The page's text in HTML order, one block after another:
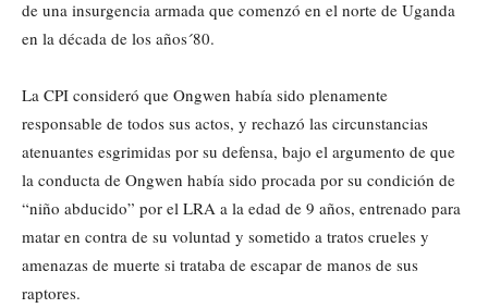
de una insurgencia armada que comenzó en el norte de Uganda
en la década de los años´80.
La CPI consideró que Ongwen había sido plenamente
responsable de todos sus actos, y rechazó las circunstancias
atenuantes esgrimidas por su defensa, bajo el argumento de que
la conducta de Ongwen había sido procada por su condición de
“niño abducido” por el LRA a la edad de 9 años, entrenado para
matar en contra de su voluntad y sometido a tratos crueles y
amenazas de muerte si trataba de escapar de manos de sus
raptores.